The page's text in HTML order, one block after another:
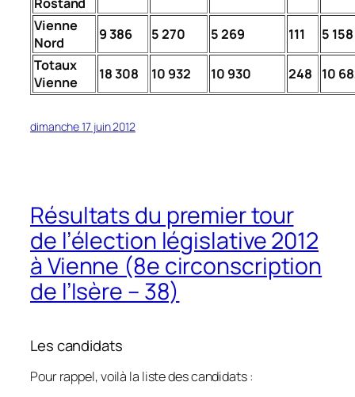
Vienne
Nord
9 386 5 270 5 269 111
5 158
Totaux
Vienne
18 308 10 932 10 930 248 10
dimanche 17 juin 2012
Résultats du premier tour
de l’élection législative 2012
à Vienne (8e circonscription
de l’Isère – 38)
Les candidats
Pour rappel, voilà la liste des candidats :